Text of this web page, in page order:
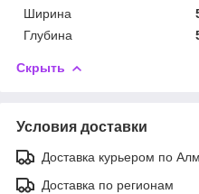
Ширина
Глубина
Скрыть
Условия доставки
Доставка курьером по
Доставка по регионам